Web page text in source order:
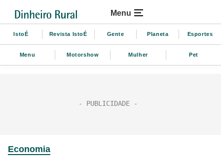
Menu
IstoÉ Revista IstoÉ Gente Planeta Esportes
Menu Motorshow Mulher Pet
Economia